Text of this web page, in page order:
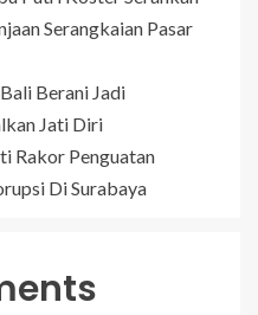
Serangkaian Pasar
Berani Jadi
Jati Diri
Rakor Penguatan
Di Surabaya